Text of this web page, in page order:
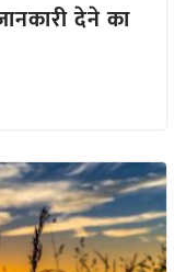
देने का